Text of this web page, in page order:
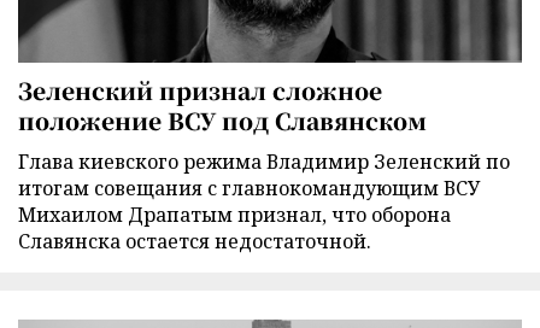
Зеленский признал сложное
положение ВСУ под Славянском
Глава киевского режима Владимир Зеленский по
итогам совещания с главнокомандующим ВСУ
Михаилом Драпатым признал, что оборона
Славянска остается недостаточной.